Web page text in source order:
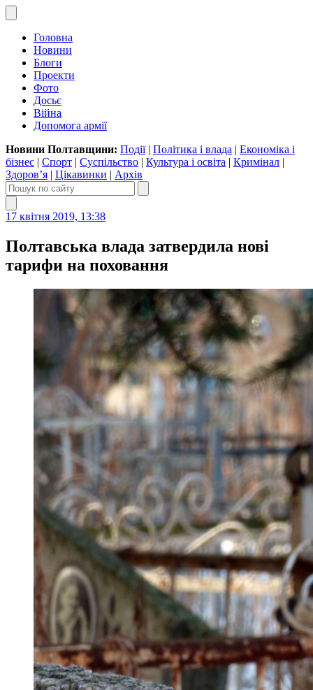
Головна
Новини
Блоги
Проекти
Фото
Досьє
Війна
Допомога армії
Новини Полтавщини: Події| Політика і влада | Економіка і
бізнес | Спорт | Суспільство | Культура і освіта | Кримінал |
Здоров’я | Цікавинки | Архів
17 квітня 2019, 13:38
Полтавська влада затвердила нові
тарифи на поховання